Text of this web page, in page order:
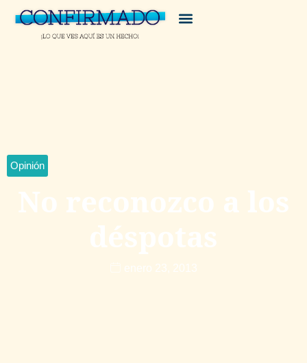
Opinión
No reconozco a los
déspotas
enero 23, 2013